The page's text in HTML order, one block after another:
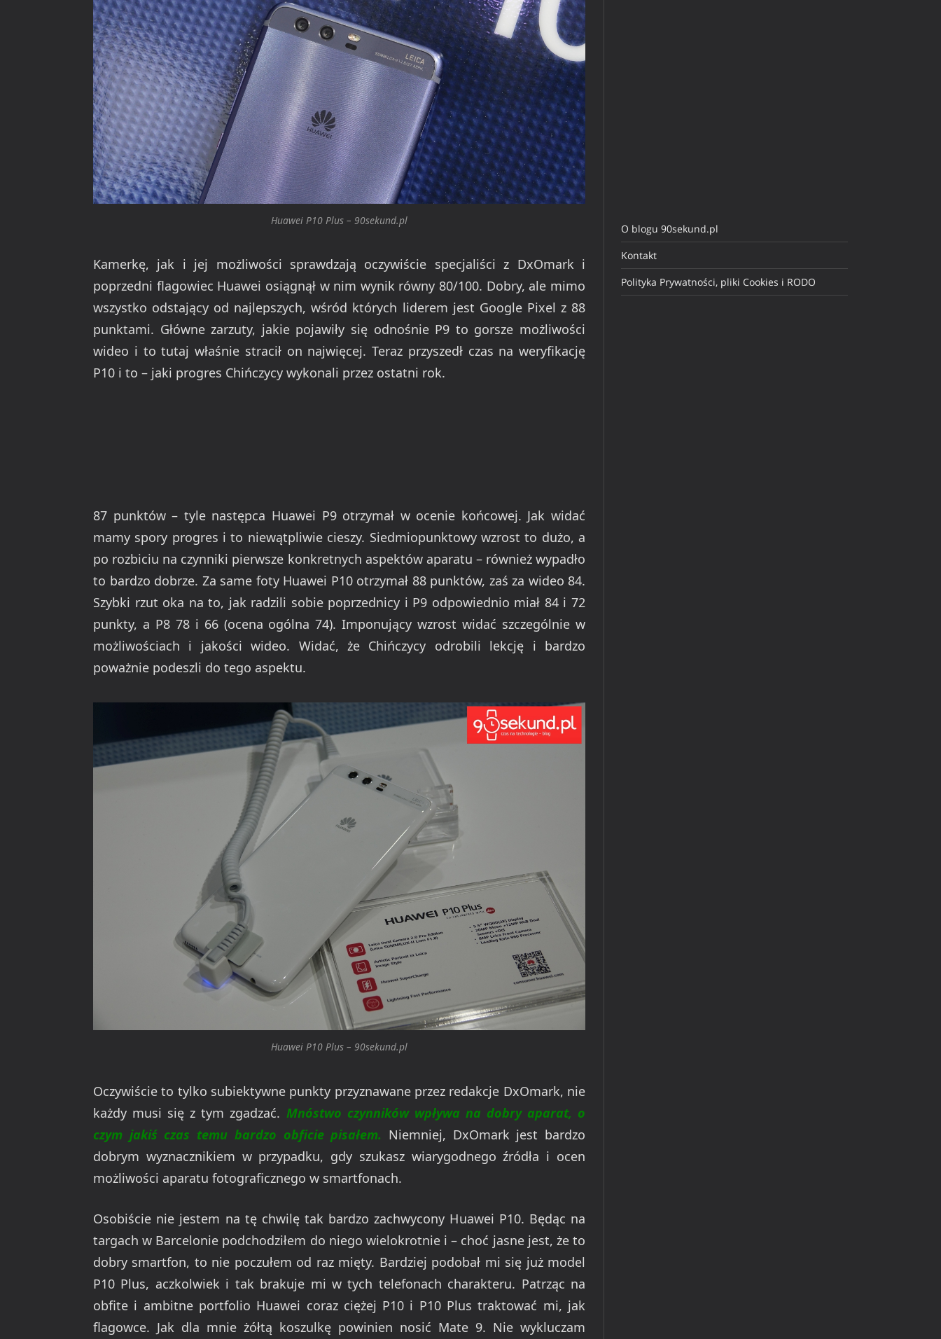
Huawei P10 Plus – 90sekund.pl
Kamerkę, jak i jej możliwości sprawdzają oczywiście specjaliści z DxOmark i
poprzedni flagowiec Huawei osiągnął w nim wynik równy 80/100. Dobry, ale mimo
wszystko odstający od najlepszych, wśród których liderem jest Google Pixel z 88
punktami. Główne zarzuty, jakie pojawiły się odnośnie P9 to gorsze możliwości
wideo i to tutaj właśnie stracił on najwięcej. Teraz przyszedł czas na weryfikację
P10 i to – jaki progres Chińczycy wykonali przez ostatni rok.
87 punktów – tyle następca Huawei P9 otrzymał w ocenie końcowej. Jak widać
mamy spory progres i to niewątpliwie cieszy. Siedmiopunktowy wzrost to dużo, a
po rozbiciu na czynniki pierwsze konkretnych aspektów aparatu – również wypadło
to bardzo dobrze. Za same foty Huawei P10 otrzymał 88 punktów, zaś za wideo 84.
Szybki rzut oka na to, jak radzili sobie poprzednicy i P9 odpowiednio miał 84 i 72
punkty, a P8 78 i 66 (ocena ogólna 74). Imponujący wzrost widać szczególnie w
możliwościach i jakości wideo. Widać, że Chińczycy odrobili lekcję i bardzo
poważnie podeszli do tego aspektu.
Huawei P10 Plus – 90sekund.pl
Oczywiście to tylko subiektywne punkty przyznawane przez redakcje DxOmark, nie
każdy musi się z tym zgadzać. Mnóstwo czynników wpływa na dobry aparat, o
czym jakiś czas temu bardzo obficie pisałem. Niemniej, DxOmark jest bardzo
dobrym wyznacznikiem w przypadku, gdy szukasz wiarygodnego źródła i ocen
możliwości aparatu fotograficznego w smartfonach.
Osobiście nie jestem na tę chwilę tak bardzo zachwycony Huawei P10. Będąc na
targach w Barcelonie podchodziłem do niego wielokrotnie i – choć jasne jest, że to
dobry smartfon, to nie poczułem od raz mięty. Bardziej podobał mi się już model
P10 Plus, aczkolwiek i tak brakuje mi w tych telefonach charakteru. Patrząc na
obfite i ambitne portfolio Huawei coraz ciężej P10 i P10 Plus traktować mi, jak
flagowce. Jak dla mnie żółtą koszulkę powinien nosić Mate 9. Nie wykluczam
O blogu 90sekund.pl
Kontakt
Polityka Prywatności, pliki Cookies i RODO